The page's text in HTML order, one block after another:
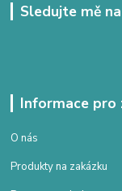
Sledujte mě
Informace pro
O nás
Produkty na zakázku